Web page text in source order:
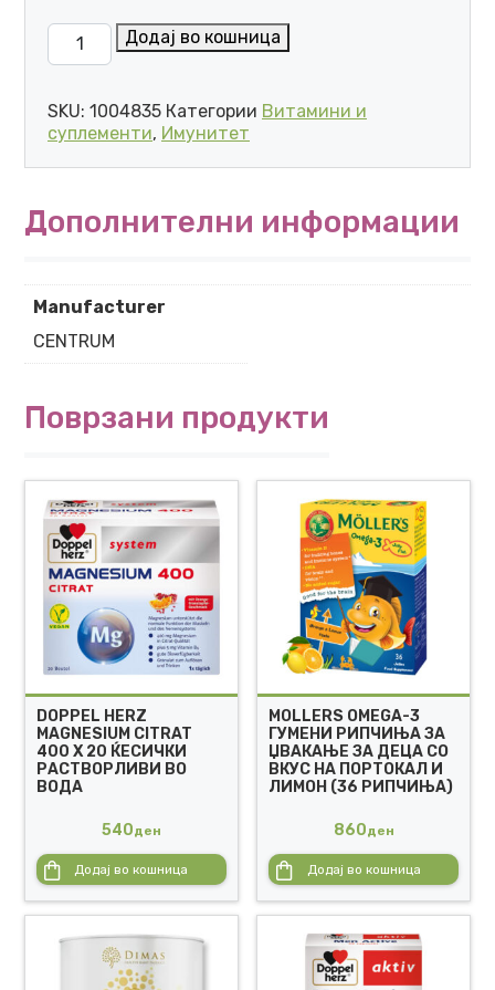
CENTRUM JUNIOR ТАБЛЕТИ (30 ТАБЛЕТИ ЗА
Додај во кошница
SKU: 1004835 Категории Витамини и
суплементи, Имунитет
Дополнителни информации
Manufacturer
CENTRUM
Поврзани продукти
DOPPEL HERZ
MAGNESIUM CITRAT
400 X 20 ЌЕСИЧКИ
РАСТВОРЛИВИ ВО
ВОДА
540ден
Додај во кошница
MOLLERS OMEGA-3
ГУМЕНИ РИПЧИЊА ЗА
ЏВАКАЊЕ ЗА ДЕЦА СО
ВКУС НА ПОРТОКАЛ И
ЛИМОН (36 РИПЧИЊА)
860ден
Додај во кошница